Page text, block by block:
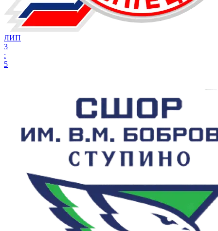
ЛИП
3
:
5